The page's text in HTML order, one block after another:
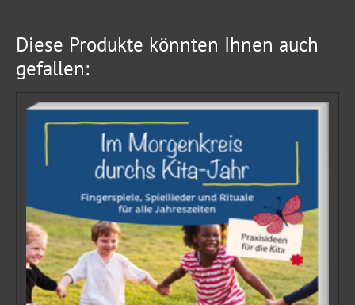
Diese Produkte könnten Ihnen auch
gefallen: